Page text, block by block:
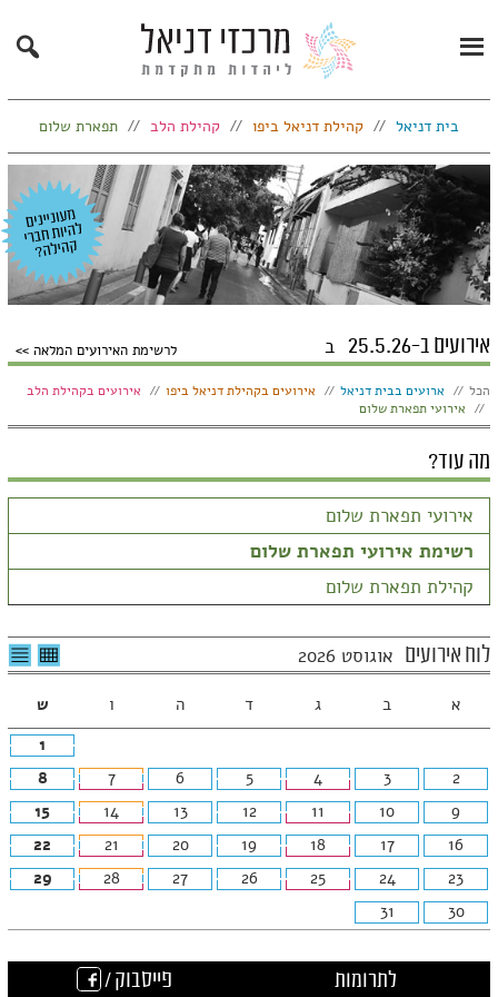
Primary
Menu
Search
בית דניאל קהילת דניאל ביפו קהילת הלב תפארת שלום
אירועים ב-25.5.26 ב לרשימת האירועים המלאה
הצג:
הכל ארועים בבית דניאל אירועים בקהילת דניאל ביפו
אירועים בקהילת הלב
אירועי תפארת שלום
מה עוד?
אירועי תפארת שלום
רשימת אירועי תפארת שלום
קהילת תפארת שלום
לוח אירועים אוגוסט 2026 לצפיה
בטבלה
א ב ג ד ה ו
ש
1
2
3
4
5
6
7
8
9
10
11
12
13
14
15
16
17
18
19
20
21
22
23
24
25
26
27
28
29
30
31
לתרומות פייסבוק /